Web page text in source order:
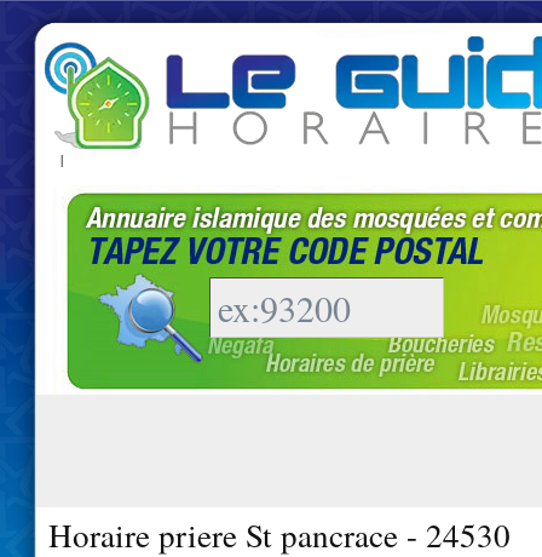
|
Horaire priere St pancrace - 24530